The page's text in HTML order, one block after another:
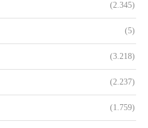
(2.345)
(5)
(3.218)
(2.237)
(1.759)